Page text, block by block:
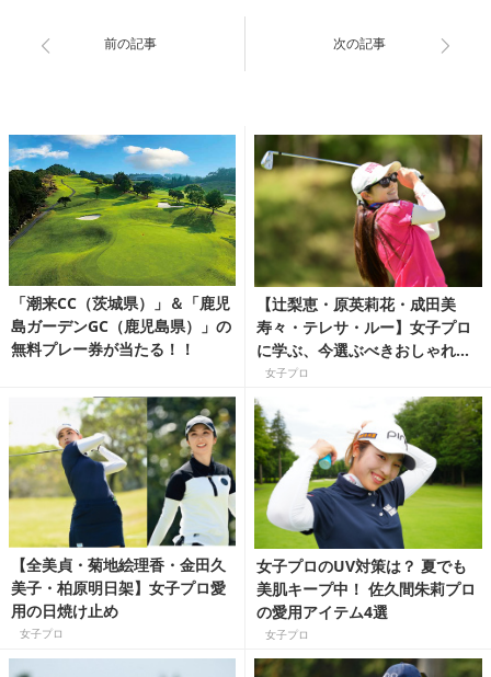
前の記事 次の記事
「潮来CC（茨城県）」＆「鹿児
島ガーデンGC（鹿児島県）」の
無料プレー券が当たる！！
【辻梨恵・原英莉花・成田美
寿々・テレサ・ルー】女子プロ
に学ぶ、今選ぶべきおしゃれサ
ングラス
女子プロ
【全美貞・菊地絵理香・金田久
美子・柏原明日架】女子プロ愛
用の日焼け止め
女子プロ
女子プロのUV対策は？ 夏でも
美肌キープ中！ 佐久間朱莉プロ
の愛用アイテム4選
女子プロ